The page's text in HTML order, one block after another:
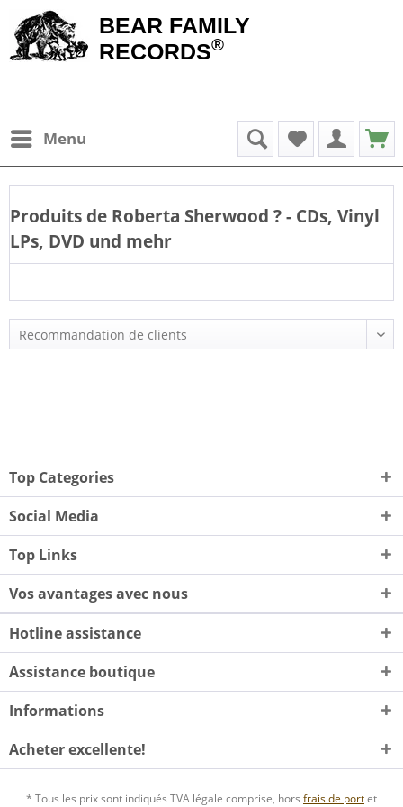
BEAR FAMILY
RECORDS®
Menu
Produits de Roberta Sherwood ? - CDs, Vinyl
LPs, DVD und mehr
Top Categories
Social Media
Top Links
Vos avantages avec nous
Hotline assistance
Assistance boutique
Informations
Acheter excellente!
* Tous les prix sont indiqués TVA légale comprise, hors frais de portet